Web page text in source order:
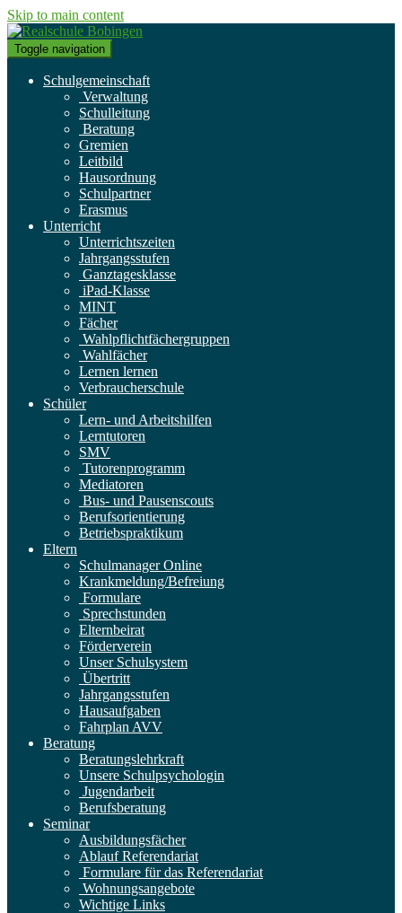
Skip to main content
Toggle navigation
Schulgemeinschaft
Verwaltung
Schulleitung
Beratung
Gremien
Leitbild
Hausordnung
Schulpartner
Erasmus
Unterricht
Unterrichtszeiten
Jahrgangsstufen
Ganztagesklasse
iPad-Klasse
MINT
Fächer
Wahlpflichtfächergruppen
Wahlfächer
Lernen lernen
Verbraucherschule
Schüler
Lern- und Arbeitshilfen
Lerntutoren
SMV
Tutorenprogramm
Mediatoren
Bus- und Pausenscouts
Berufsorientierung
Betriebspraktikum
Eltern
Schulmanager Online
Krankmeldung/Befreiung
Formulare
Sprechstunden
Elternbeirat
Förderverein
Unser Schulsystem
Übertritt
Jahrgangsstufen
Hausaufgaben
Fahrplan AVV
Beratung
Beratungslehrkraft
Unsere Schulpsychologin
Jugendarbeit
Berufsberatung
Seminar
Ausbildungsfächer
Ablauf Referendariat
Formulare für das Referendariat
Wohnungsangebote
Wichtige Links